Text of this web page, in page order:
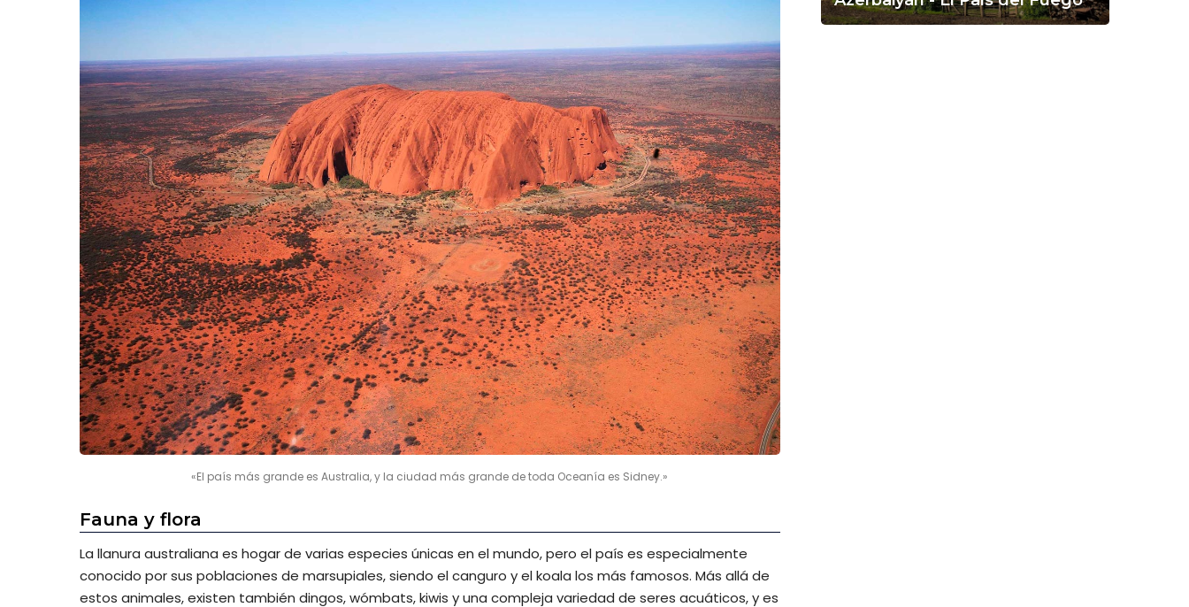
«El país más grande es Australia, y la ciudad más grande de toda Oceanía es Sidney.»
Fauna y flora
La llanura australiana es hogar de varias especies únicas en el mundo, pero el país es especialmente
conocido por sus poblaciones de marsupiales, siendo el canguro y el koala los más famosos. Más allá de
estos animales, existen también dingos, wómbats, kiwis y una compleja variedad de seres acuáticos, y es